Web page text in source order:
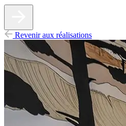
Revenir aux réalisations